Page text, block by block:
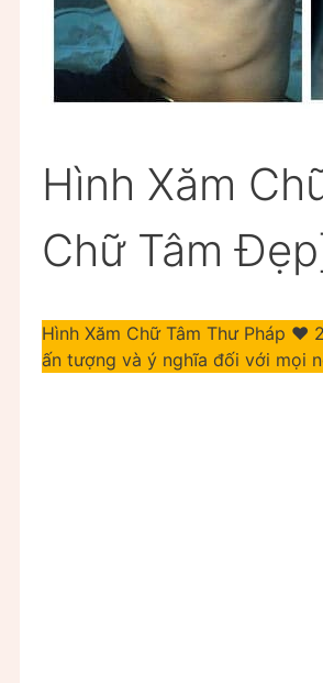
Hình Xăm
Chữ Tâm
Hình Xăm Chữ Tâm Thư Pháp
ấn tượng và ý nghĩa đối với mọi